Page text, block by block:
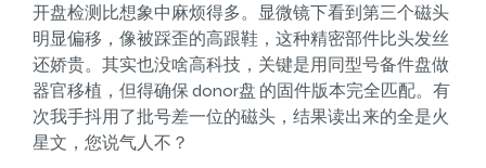
开盘检测比想象中麻烦得多。显微镜下看到第三个磁头
明显偏移，像被踩歪的高跟鞋，这种精密部件比头发丝
还娇贵。其实也没啥高科技，关键是用同型号备件盘做
器官移植，但得确保 donor盘 的固件版本完全匹配。有
次我手抖用了批号差一位的磁头，结果读出来的全是火
星文，您说气人不？